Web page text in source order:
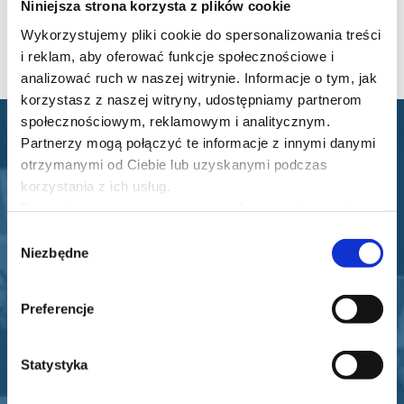
Niniejsza strona korzysta z plików cookie
Wykorzystujemy pliki cookie do spersonalizowania treści
i reklam, aby oferować funkcje społecznościowe i
analizować ruch w naszej witrynie. Informacje o tym, jak
korzystasz z naszej witryny, udostępniamy partnerom
społecznościowym, reklamowym i analitycznym.
Partnerzy mogą połączyć te informacje z innymi danymi
otrzymanymi od Ciebie lub uzyskanymi podczas
korzystania z ich usług.
przetwarzamy dane osobowe w ramach
zgody
Niezbędne
Preferencje
Statystyka
Materiały bonusowe 1 h
Opinie naszych
uczestników